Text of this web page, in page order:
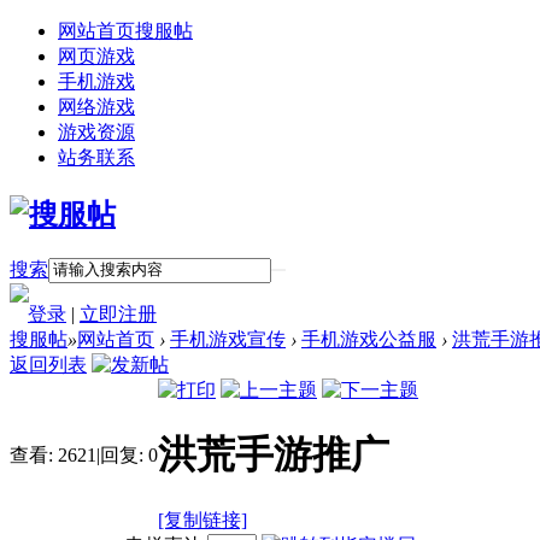
网站首页搜服帖
网页游戏
手机游戏
网络游戏
游戏资源
站务联系
搜索
登录 | 立即注册
搜服帖»网站首页 › 手机游戏宣传 › 手机游戏公益服 › 洪荒手游
返回列表
查看: 2621 |回复: 0洪荒手游推广
[复制链接]